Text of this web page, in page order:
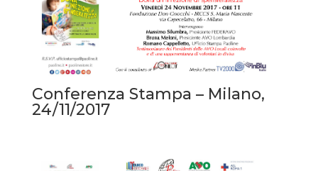
Conferenza Stampa – Milano,
24/11/2017